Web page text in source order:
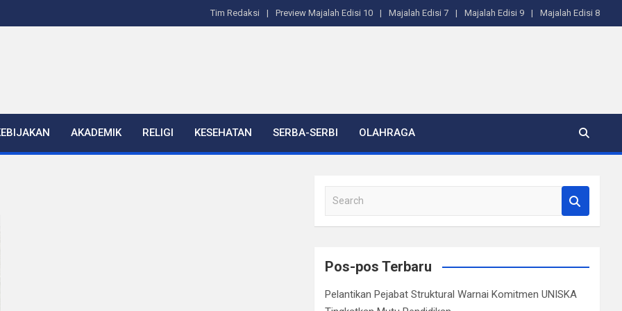
Tim Redaksi Preview Majalah Edisi 10 Majalah Edisi 7 Majalah Edisi 9 Majalah Edisi 8
AKADEMIK RELIGI KESEHATAN SERBA-SERBI OLAHRAGA
a
c
Pos-pos Terbaru
Pelantikan Pejabat Struktural Warnai Komitmen UNISKA